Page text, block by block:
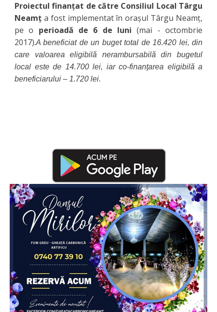
Proiectul finanţat de către Consiliul Local Târgu
Neamţ a fost implementat în oraşul Târgu Neamţ,
pe o perioadă de 6 de luni (mai - octombrie
2017).A beneficiat de un buget total de 16.420 lei, din
care valoarea eligibilă nerambursabilă din bugetul
local este de 14.700 lei, iar co-finanţarea eligibilă a
beneficiarului – 1.720 lei.